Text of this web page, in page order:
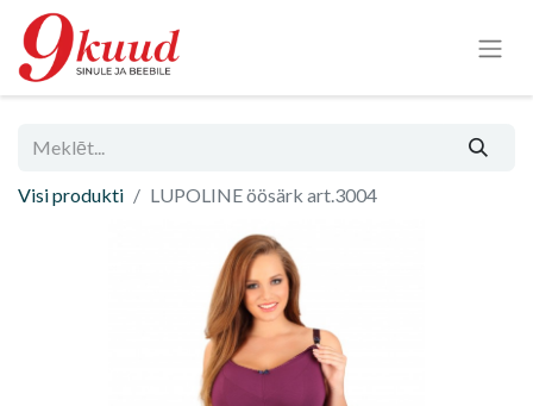
Visi produkti LUPOLINE öösärk art.3004